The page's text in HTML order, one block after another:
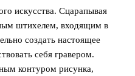
искусства. Сцарапывая
штихелем, входящим в
создать настоящее
себя гравером.
контуром рисунка,